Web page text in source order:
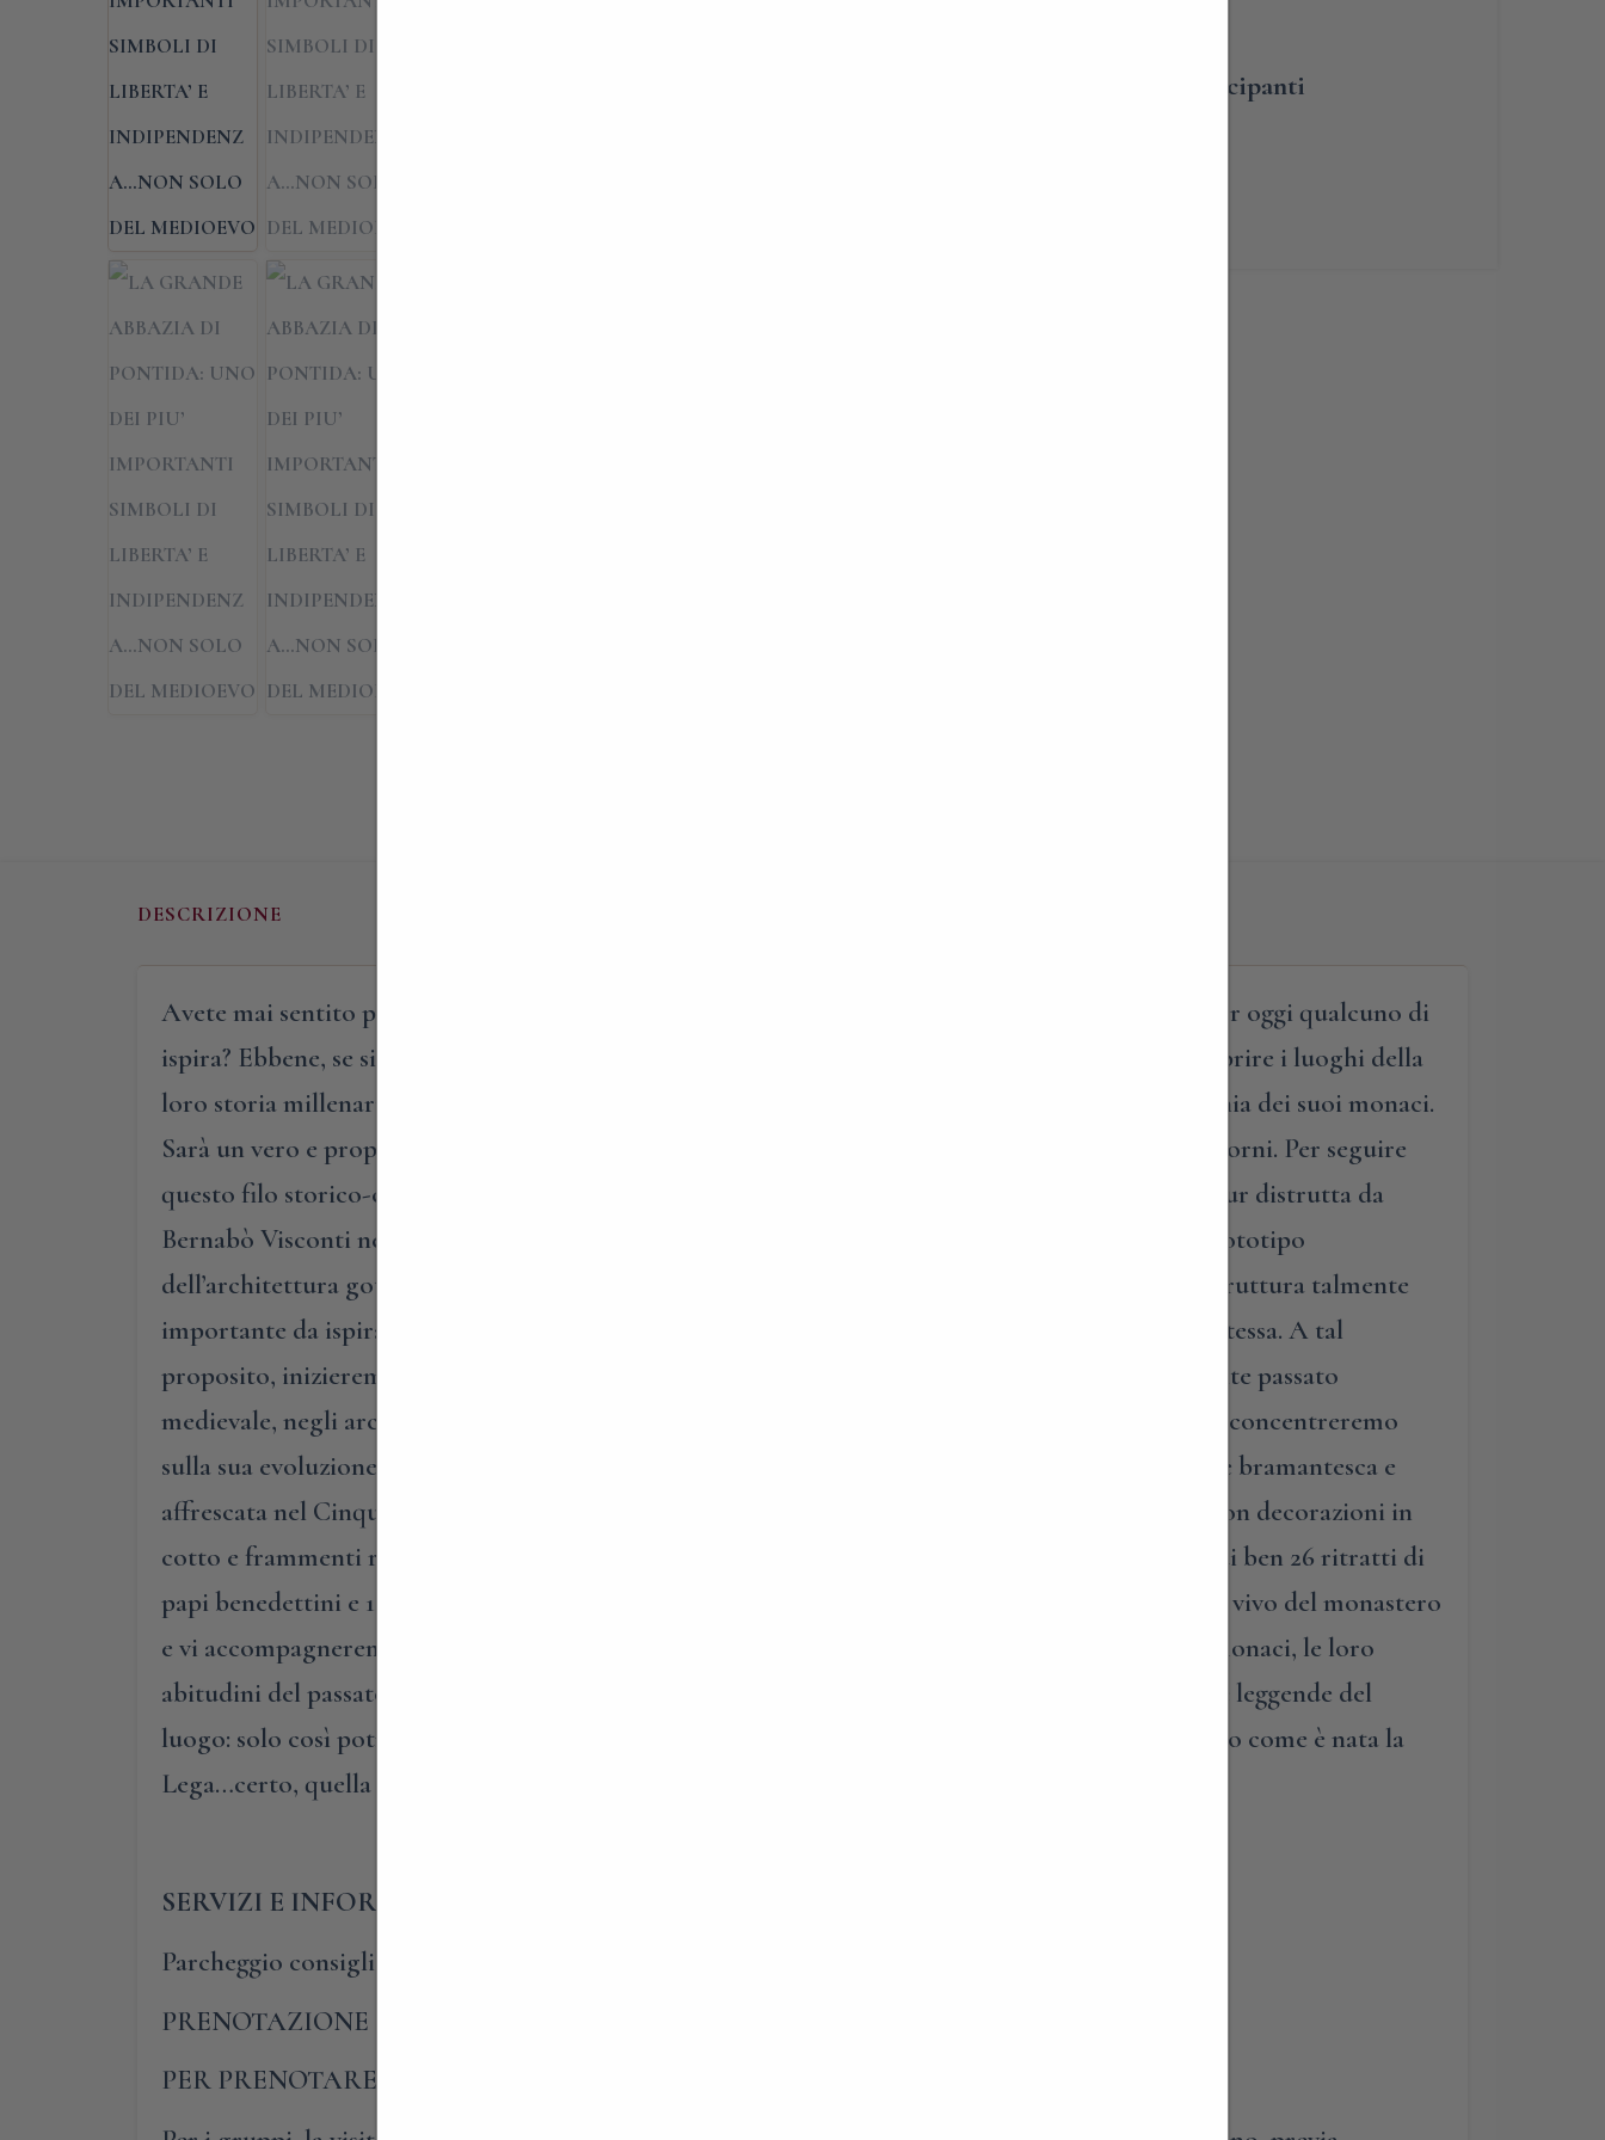
Inserisci qui sotto il numero dei partecipanti
DESCRIZIONE
Avete mai sentito parlare del “Giuramento di Pontida”? E della famosa Lega Lombarda a cui ancor oggi qualcuno di
ispira? Ebbene, se siete curiosi di conoscere a fondo questi avvenimenti e soprattutto se volte scoprire i luoghi della
loro storia millenaria, vi proponiamo un’inedita visita guidata dell’Abbazia di Pontida in compagnia dei suoi monaci.
Sarà un vero e proprio viaggio nella storia, con partenza dal remoto XI secolo e arrivo ai nostri giorni. Per seguire
questo filo storico-culturale, inizieremo proprio dalla basilica del complesso monastico che, seppur distrutta da
Bernabò Visconti nel 1373 e ricostruita nel Rinascimento, è considerata dagli storici dell’arte il prototipo
dell’architettura gotica lombarda, di cui rimangono le impostazioni trecentesche degli interni. Struttura talmente
importante da ispirare persino la costruzione del Duomo di Milano, che avverrà 70 anni dopo la stessa. A tal
proposito, inizieremo da un’approfondita visita interna, alla ricerca delle tracce di quell’affascinante passato
medievale, negli archi, nelle decorazioni e nei frammenti di opere antichissime, ma soprattutto ci concentreremo
sulla sua evoluzione rinascimentale. Per approfondire il tema, visiteremo la sacrestia di ispirazione bramantesca e
affrescata nel Cinquecento, ma anche i due chiostri del monastero: l’uno tardo quattrocentesco con decorazioni in
cotto e frammenti romanici, l’altro del 1510, caratterizzato dalla rappresentazione sotto i portici di ben 26 ritratti di
papi benedettini e 16 figure di importanti personaggi dell’ordine. Successivamente, entreremo nel vivo del monastero
e vi accompagneremo nella bellissima sala del capitolo. Qui, vi racconteremo le vicissitudini dei monaci, le loro
abitudini del passato ma anche quelle attuali; vi coinvolgeremo in racconti tradizionali, in storie e leggende del
luogo: solo così potrete comprendere meglio la “vicenda” del Giuramento di Pontida e soprattutto come è nata la
Lega…certo, quella dei comuni lombardi contro l’imperatore Federico I Barbarossa!
SERVIZI E INFORMAZIONI UTILI
Parcheggio consigliato: Via delle Rimembranze.
PRENOTAZIONE OBBLIGATORIA
PER PRENOTARE E PARTECIPARE ALLE VISITE